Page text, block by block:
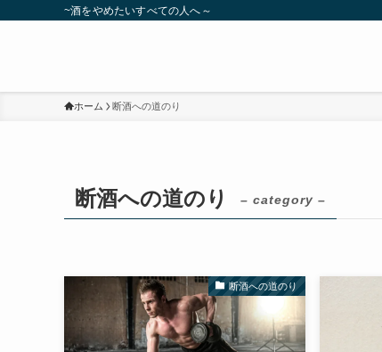
~酒をやめたいすべての人へ～
ホーム 断酒への道のり
断酒への道のり – category –
断酒への道のり